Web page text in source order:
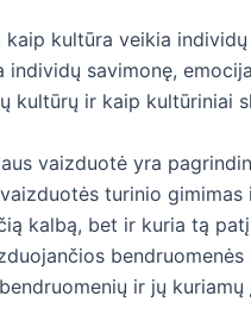
kaip kultūra veikia
savimonę,
kultūrų ir kaip kultūriniai
vaizduotė yra
turinio
kalbą, bet ir kuria tą
ir jų